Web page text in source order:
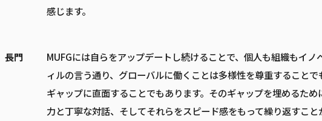
感じます。
長門
MUFGには自らをアップデートし続けることで、個人も組織もイ
ィルの言う通り、グローバルに働くことは多様性を尊重すること
ギャップに直面することでもあります。そのギャップを埋めるた
力と丁寧な対話、そしてそれらをスピード感をもって繰り返すこ